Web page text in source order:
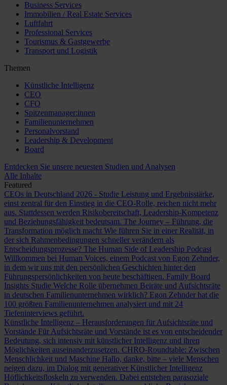
Business Services
Immobilien / Real Estate Services
Luftfahrt
Professional Services
Tourismus & Gastgewerbe
Transport und Logistik
Themen
Künstliche Intelligenz
CEO
CFO
Spitzenmanager:innen
Familienunternehmen
Personalvorstand
Leadership & Development
Board
Entdecken Sie unsere neuesten Studien und Analysen
Alle Inhalte
Featured
CEOs in Deutschland 2026 - Studie Leistung und Ergebnisstärke,
einst zentral für den Einstieg in die CEO-Rolle, reichen nicht mehr
aus. Stattdessen werden Risikobereitschaft, Leadership-Kompetenz
und Beziehungsfähigkeit bedeutsam. The Journey – Führung, die
Transformation möglich macht Wie führen Sie in einer Realität, in
der sich Rahmenbedingungen schneller verändern als
Entscheidungsprozesse? The Human Side of Leadership Podcast
Willkommen bei Human Voices, einem Podcast von Egon Zehnder,
in dem wir uns mit den persönlichen Geschichten hinter den
Führungspersönlichkeiten von heute beschäftigen. Family Board
Insights Studie Welche Rolle übernehmen Beiräte und Aufsichtsräte
in deutschen Familienunternehmen wirklich? Egon Zehnder hat die
100 größten Familienunternehmen analysiert und mit 24
Tiefeninterviews geführt.
Künstliche Intelligenz – Herausforderungen für Aufsichtsräte und
Vorstände Für Aufsichtsräte und Vorstände ist es von entscheidender
Bedeutung, sich intensiv mit künstlicher Intelligenz und ihren
Möglichkeiten auseinanderzusetzen. CHRO-Roundtable: Zwischen
Menschlichkeit und Maschine Hallo, danke, bitte – viele Menschen
neigen dazu, im Dialog mit generativer Künstlicher Intelligenz
Höflichkeitsfloskeln zu verwenden. Dabei entstehen parasoziale